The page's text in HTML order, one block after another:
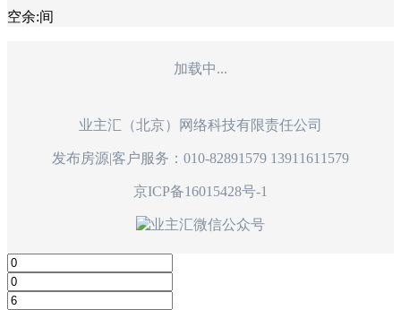
空余:间
加载中...
业主汇（北京）网络科技有限责任公司
发布房源|客户服务：010-82891579 13911611579
京ICP备16015428号-1